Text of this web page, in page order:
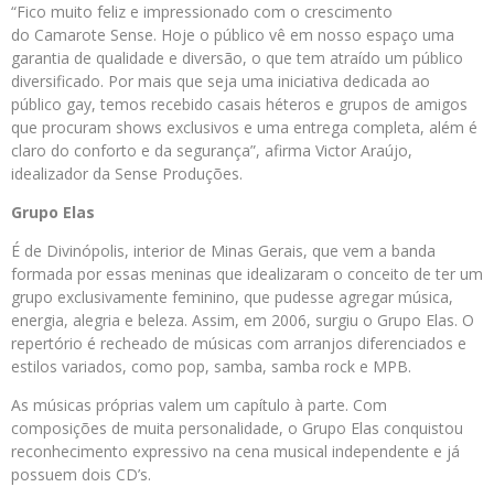
“Fico muito feliz e impressionado com o crescimento
do Camarote Sense. Hoje o público vê em nosso espaço uma
garantia de qualidade e diversão, o que tem atraído um público
diversificado. Por mais que seja uma iniciativa dedicada ao
público gay, temos recebido casais héteros e grupos de amigos
que procuram shows exclusivos e uma entrega completa, além é
claro do conforto e da segurança”, afirma Victor Araújo,
idealizador da Sense Produções.
Grupo Elas
É de Divinópolis, interior de Minas Gerais, que vem a banda
formada por essas meninas que idealizaram o conceito de ter um
grupo exclusivamente feminino, que pudesse agregar música,
energia, alegria e beleza. Assim, em 2006, surgiu o Grupo Elas. O
repertório é recheado de músicas com arranjos diferenciados e
estilos variados, como pop, samba, samba rock e MPB.
As músicas próprias valem um capítulo à parte. Com
composições de muita personalidade, o Grupo Elas conquistou
reconhecimento expressivo na cena musical independente e já
possuem dois CD’s.